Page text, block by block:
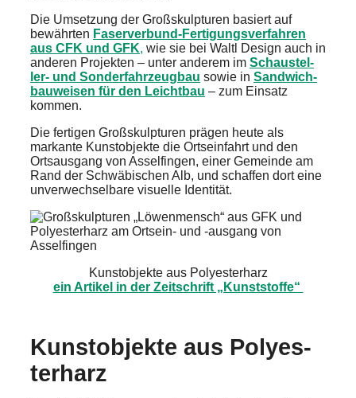
Die Umset­zung der Großskulp­tu­ren basiert auf
bewähr­ten Faser­ver­bund-Ferti­gungs­ver­fah­ren
aus CFK und GFK, wie sie bei Waltl Design auch in
anderen Projek­ten – unter anderem im Schau­stel­
ler- und Sonder­fahr­zeug­bau sowie in Sandwich­
bau­wei­sen für den Leicht­bau – zum Einsatz
kommen.
Die ferti­gen Großskulp­tu­ren prägen heute als
markan­te Kunst­ob­jek­te die Ortsein­fahrt und den
Ortsaus­gang von Assel­fin­gen, einer Gemein­de am
Rand der Schwä­bi­schen Alb, und schaf­fen dort eine
unver­wech­sel­ba­re visuel­le Identi­tät.
Kunst­ob­jek­te aus Polyes­ter­harz
ein Artikel in der Zeitschrift „Kunst­stof­fe“
Kunst­ob­jek­te aus Polyes­
ter­harz